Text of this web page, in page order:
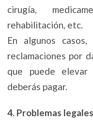
cirugía,
rehabilitación, etc.
En algunos
reclamaciones por
que puede
deberás pagar.
4. Problemas